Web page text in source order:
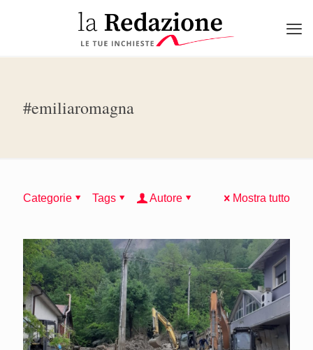
#emiliaromagna
Categorie Tags Autore Mostra tutto